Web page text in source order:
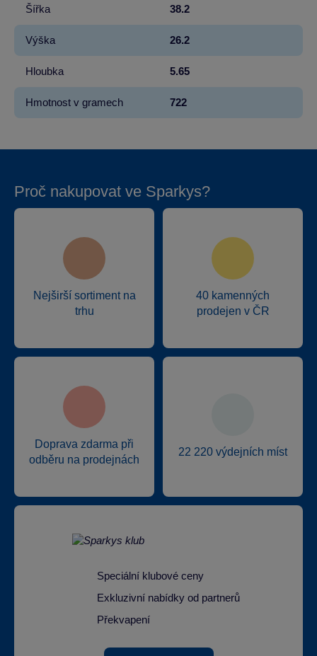
Šířka 38.2
Výška 26.2
Hloubka 5.65
Hmotnost v gramech 722
Proč nakupovat ve Sparkys?
Nejširší sortiment na
trhu
40 kamenných
prodejen v ČR
Doprava zdarma při
odběru na prodejnách
22 220 výdejních míst
Speciální klubové ceny
Exkluzivní nabídky od partnerů
Překvapení